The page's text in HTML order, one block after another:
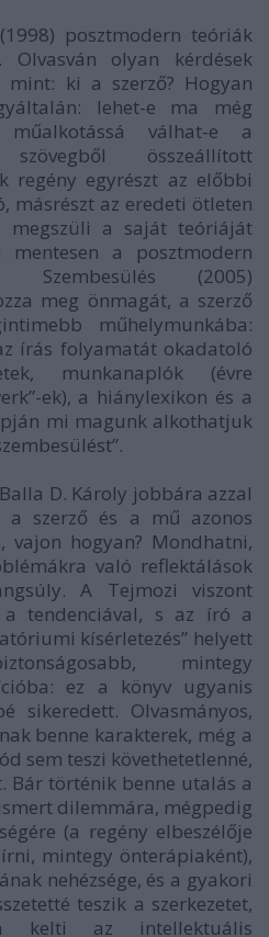
(1998) posztmodern teóriák
olyan kérdések
ki a szerző? Hogyan
lehet-e ma még
válhat-e a
összeállított
regény egyrészt az előbbi
másrészt az eredeti ötleten
megszüli a saját teóriáját
a posztmodern
A Szembesülés (2005)
meg önmagát, a szerző
műhelymunkába:
írás folyamatát okadatoló
munkanaplók (évre
ek), a hiánylexikon és a
mi magunk alkothatjuk
D. Károly jobbára azzal
a szerző és a mű azonos
vajon hogyan? Mondhatni,
való reflektálások
A Tejmoziviszont
tendenciával, s az író a
kísérletezés” helyett
mintegy
ez a könyv ugyanis
sikeredett. Olvasmányos,
benne karakterek, még a
sem teszi követhetetlenné,
történik benne utalás a
dilemmára, mégpedig
(a regény elbeszélője
mintegy önterápiaként),
nehézsége, és a gyakori
teszik a szerkezetet,
kelti az intellektuális